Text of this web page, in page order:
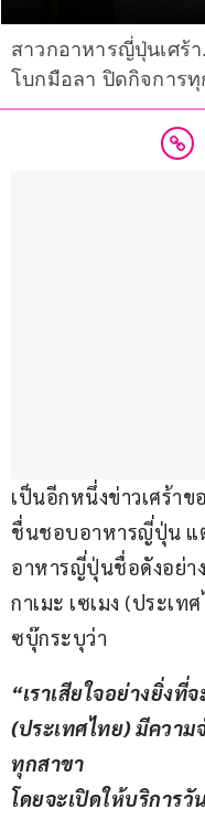
สาวกอาหารญี่ปุ่นเศร้า
โบกมือลา ปิดกิจการ
เป็นอีกหนึ่งข่าวเศร้าข
ชื่นชอบอาหารญี่ปุ่น แ
อาหารญี่ปุ่นชื่อดังอย่า
กาเมะ เซเมง (ประเ
ซบุ๊กระบุว่า
“เราเสียใจอย่างยิ่งที่
(ประเทศไทย) มีความ
ทุกสาขา
โดยจะเปิดให้บริการ